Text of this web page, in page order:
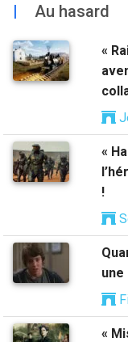
| Au hasard
«
«
!
une
«